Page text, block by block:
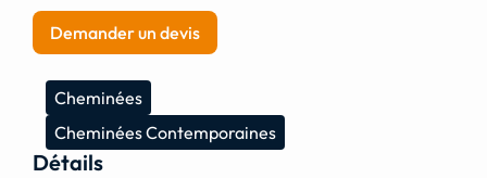
Demander un devis
Cheminées
Cheminées Contemporaines
Détails